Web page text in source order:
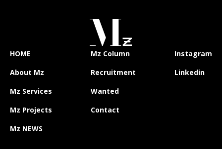
HOME
About Mz
Mz Services
Mz Projects
Mz NEWS
Mz Column
Recruitment
Wanted
Contact
Instagram
Linkedin